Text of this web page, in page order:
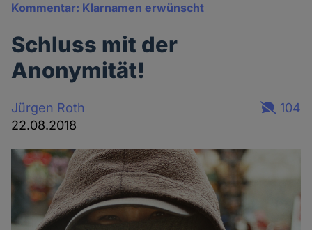
Kommentar: Klarnamen erwünscht
Schluss mit der
Anonymität!
Jürgen Roth
22.08.2018
104